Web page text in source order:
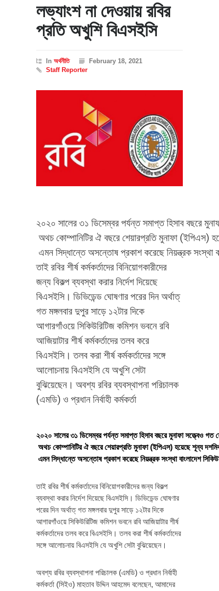
লভ্যাংশ না দেওয়ায় রবির
প্রতি অখুশি বিএসইসি
In অর্থনীতি
February 18, 2021
Staff Reporter
২০২০ সালের ৩১ ডিসেম্বর পর্যন্ত সমাপ্ত হিসাব বছরে
অথচ কোম্পানিটির ঐ বছরে শেয়ারপ্রতি মুনাফা (ইপিএস)
এমন সিদ্ধান্তে অসন্তোষ প্রকাশ করেছে নিয়ন্ত্রক সংস্থা
তাই রবির শীর্ষ কর্মকর্তাদের বিনিয়োগকারীদের
জন্য বিকল্প ব্যবস্থা করার নির্দেশ দিয়েছে
বিএসইসি। ডিভিডেন্ড ঘোষণার পরের দিন অর্থাত্
গত মঙ্গলবার দুপুর সাড়ে ১২টার দিকে
আগারগাঁওয়ে সিকিউরিটিজ কমিশন ভবনে রবি
আজিয়াটার শীর্ষ কর্মকর্তাদের তলব করে
বিএসইসি। তলব করা শীর্ষ কর্মকর্তাদের সঙ্গে
আলোচনায় বিএসইসি যে অখুশি সেটা
বুঝিয়েছেন। অবশ্য রবির ব্যবস্থাপনা পরিচালক
(এমডি) ও প্রধান নির্বাহী কর্মকর্তা
২০২০ সালের ৩১ ডিসেম্বর পর্যন্ত সমাপ্ত হিসাব বছরে মুনাফা সত্ত্বেও গত
অথচ কোম্পানিটির ঐ বছরে শেয়ারপ্রতি মুনাফা (ইপিএস) হয়েছে শূন্য
এমন সিদ্ধান্তে অসন্তোষ প্রকাশ করেছে নিয়ন্ত্রক সংস্থা বাংলাদেশ
তাই রবির শীর্ষ কর্মকর্তাদের বিনিয়োগকারীদের জন্য বিকল্প
ব্যবস্থা করার নির্দেশ দিয়েছে বিএসইসি। ডিভিডেন্ড ঘোষণার
পরের দিন অর্থাত্ গত মঙ্গলবার দুপুর সাড়ে ১২টার দিকে
আগারগাঁওয়ে সিকিউরিটিজ কমিশন ভবনে রবি আজিয়াটার শীর্ষ
কর্মকর্তাদের তলব করে বিএসইসি। তলব করা শীর্ষ কর্মকর্তাদের
সঙ্গে আলোচনায় বিএসইসি যে অখুশি সেটা বুঝিয়েছেন।
অবশ্য রবির ব্যবস্থাপনা পরিচালক (এমডি) ও প্রধান নির্বাহী
কর্মকর্তা (সিইও) মাহতাব উদ্দিন আহমেদ বলেছেন, আমাদের